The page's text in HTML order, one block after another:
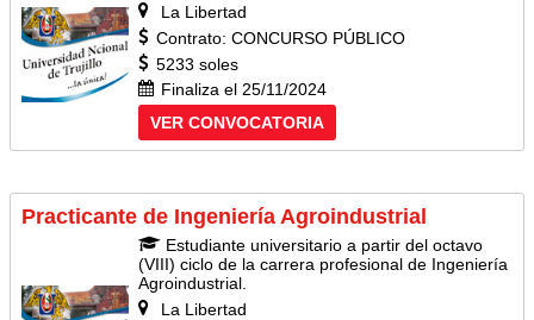
La Libertad
Contrato: CONCURSO PÚBLICO
5233 soles
Finaliza el 25/11/2024
VER CONVOCATORIA
Practicante de Ingeniería Agroindustrial
Estudiante universitario a partir del octavo
(VIII) ciclo de la carrera profesional de Ingeniería
Agroindustrial.
La Libertad